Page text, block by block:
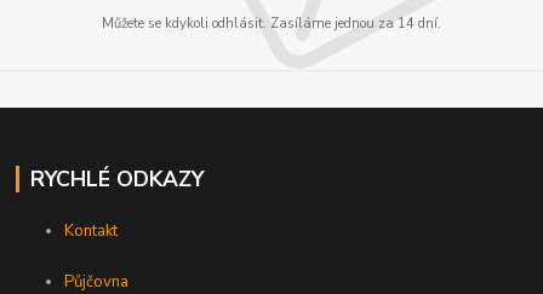
Můžete se kdykoli odhlásit. Zasíláme jednou za 14 dní.
RYCHLÉ ODKAZY
Kontakt
Půjčovna